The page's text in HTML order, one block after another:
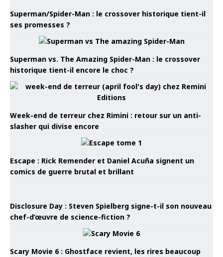
Superman/Spider-Man : le crossover historique tient-il
ses promesses ?
Superman vs. The Amazing Spider-Man : le crossover
historique tient-il encore le choc ?
Week-end de terreur chez Rimini : retour sur un anti-
slasher qui divise encore
Escape : Rick Remender et Daniel Acuña signent un
comics de guerre brutal et brillant
Disclosure Day : Steven Spielberg signe-t-il son nouveau
chef-d’œuvre de science-fiction ?
Scary Movie 6 : Ghostface revient, les rires beaucoup